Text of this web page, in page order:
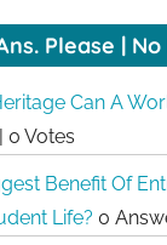
Please |
Can A
0 Votes
Benefit Of
Life? 0